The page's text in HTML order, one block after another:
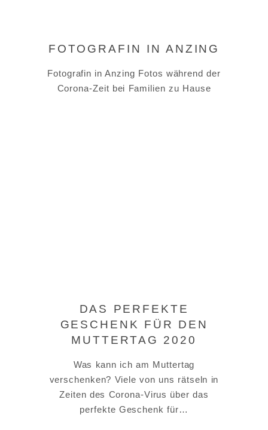
FOTOGRAFIN IN ANZING
Fotografin in Anzing Fotos während der
Corona-Zeit bei Familien zu Hause
DAS PERFEKTE
GESCHENK FÜR DEN
MUTTERTAG 2020
Was kann ich am Muttertag
verschenken? Viele von uns rätseln in
Zeiten des Corona-Virus über das
perfekte Geschenk für…